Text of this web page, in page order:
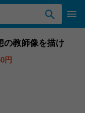
の教師像を描け
円